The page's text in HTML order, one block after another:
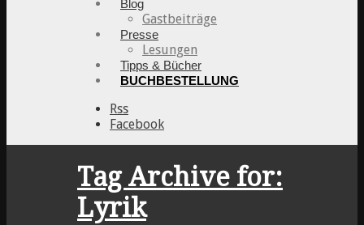
Blog
Gastbeiträge
Presse
Lesungen
Tipps & Bücher
BUCHBESTELLUNG
Rss
Facebook
Tag Archive for:
Lyrik